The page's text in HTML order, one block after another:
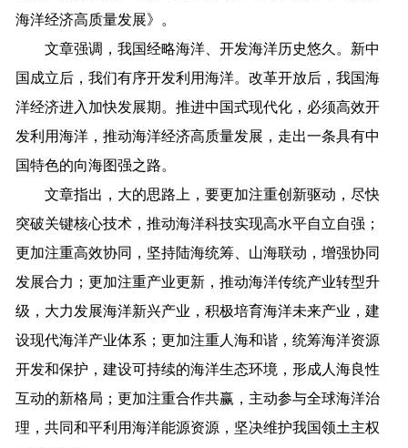
海洋经济高质量发展》。
文章强调，我国经略海洋、开发海洋历史悠久。新中
国成立后，我们有序开发利用海洋。改革开放后，我国海
洋经济进入加快发展期。推进中国式现代化，必须高效开
发利用海洋，推动海洋经济高质量发展，走出一条具有中
国特色的向海图强之路。
文章指出，大的思路上，要更加注重创新驱动，尽快
突破关键核心技术，推动海洋科技实现高水平自立自强；
更加注重高效协同，坚持陆海统筹、山海联动，增强协同
发展合力；更加注重产业更新，推动海洋传统产业转型升
级，大力发展海洋新兴产业，积极培育海洋未来产业，建
设现代海洋产业体系；更加注重人海和谐，统筹海洋资源
开发和保护，建设可持续的海洋生态环境，形成人海良性
互动的新格局；更加注重合作共赢，主动参与全球海洋治
理，共同和平利用海洋能源资源，坚决维护我国领土主权